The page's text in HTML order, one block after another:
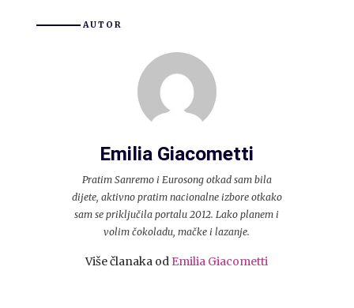
AUTOR
Emilia Giacometti
Pratim Sanremo i Eurosong otkad sam bila
dijete, aktivno pratim nacionalne izbore otkako
sam se priključila portalu 2012. Lako planem i
volim čokoladu, mačke i lazanje.
Više članaka od Emilia Giacometti